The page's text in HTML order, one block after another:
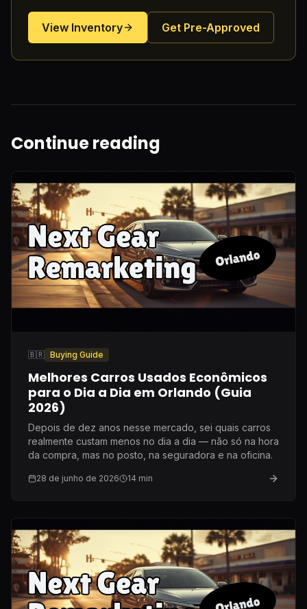
View Inventory Get Pre-Approved
Continue reading
🇧🇷 Buying Guide
Melhores Carros Usados Econômicos
para o Dia a Dia em Orlando (Guia
2026)
Depois de dez anos nesse mercado, sei quais carros
realmente custam menos no dia a dia — não só na hora
da compra, mas no posto, na seguradora e na oficina.
28 de junho de 2026 14 min